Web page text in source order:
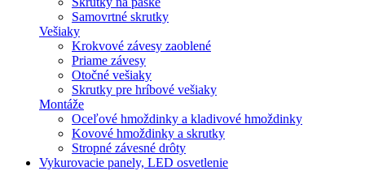
Samovrtné skrutky
Vešiaky
Krokvové závesy zaoblené
Priame závesy
Otočné vešiaky
Skrutky pre hríbové vešiaky
Montáže
Oceľové hmoždinky a kladivové hmoždinky
Kovové hmoždinky a skrutky
Stropné závesné drôty
Vykurovacie panely, LED osvetlenie